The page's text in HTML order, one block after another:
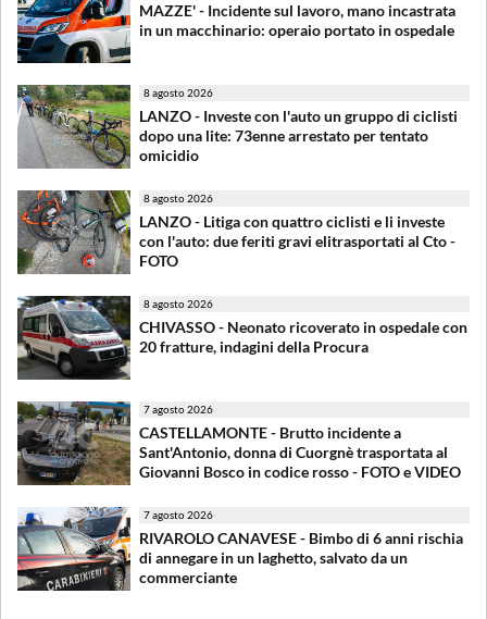
MAZZE' - Incidente sul lavoro, mano incastrata
in un macchinario: operaio portato in ospedale
8 agosto 2026
LANZO - Investe con l'auto un gruppo di ciclisti
dopo una lite: 73enne arrestato per tentato
omicidio
8 agosto 2026
LANZO - Litiga con quattro ciclisti e li investe
con l'auto: due feriti gravi elitrasportati al Cto -
FOTO
8 agosto 2026
CHIVASSO - Neonato ricoverato in ospedale con
20 fratture, indagini della Procura
7 agosto 2026
CASTELLAMONTE - Brutto incidente a
Sant'Antonio, donna di Cuorgnè trasportata al
Giovanni Bosco in codice rosso - FOTO e VIDEO
7 agosto 2026
RIVAROLO CANAVESE - Bimbo di 6 anni rischia
di annegare in un laghetto, salvato da un
commerciante